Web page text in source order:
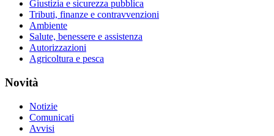
Giustizia e sicurezza pubblica
Tributi, finanze e contravvenzioni
Ambiente
Salute, benessere e assistenza
Autorizzazioni
Agricoltura e pesca
Novità
Notizie
Comunicati
Avvisi